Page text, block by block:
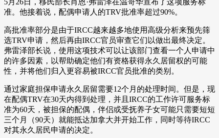
5月26日，移民部长肖恩·弗雷泽在温哥华宣布了这项服务标
准。他接着说，配偶申请人的TRV批准率超过90%。
高批准率部分是由于IRCC越来越多地使用高级分析来预先筛
选TRV申请，然后再由IRCC官员审查它们以做出最终决定。
弗雷泽部长说，使用这项技术可以让该部门查看一个人申请中
的许多因素，以帮助确定他们有资格获得永久居留权的可能
性，并将他们归入更容易被IRCC官员批准的类别。
通过家庭担保申请永久居留需要12个月的处理时间。但是，现
在配偶TRV在30天内得到处理，并且IRCC的工作许可服务标
准为60天，被担保的配偶，伴侣或受抚养子女可能只需要短短
三个月（90天）就能抵达加拿大并开始工作，同时等待IRCC
对其永久居民申请的决定。